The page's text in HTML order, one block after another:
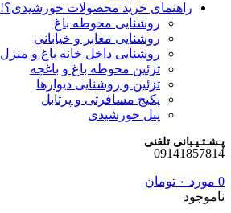
راهنمای خرید محصولات خورشیدی؟!
روشنایی محوطه باغ
روشنایی معابر و خیابانی
روشنایی داخل خانه باغ و منزل
تزئین محوطه باغ و باغچه
تزئین و روشنایی دیوارها
پکیج مسافرتی و پرتابل
پنل خورشیدی
پـشـتـیـبانی تلفنی
09141857814
0 مورد ۰ تومان
ناموجود